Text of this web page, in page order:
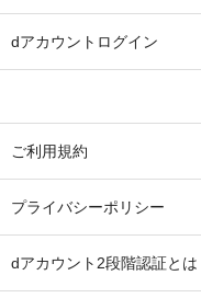
dアカウントログイン
ご利用規約
プライバシーポリシー
dアカウント2段階認証とは